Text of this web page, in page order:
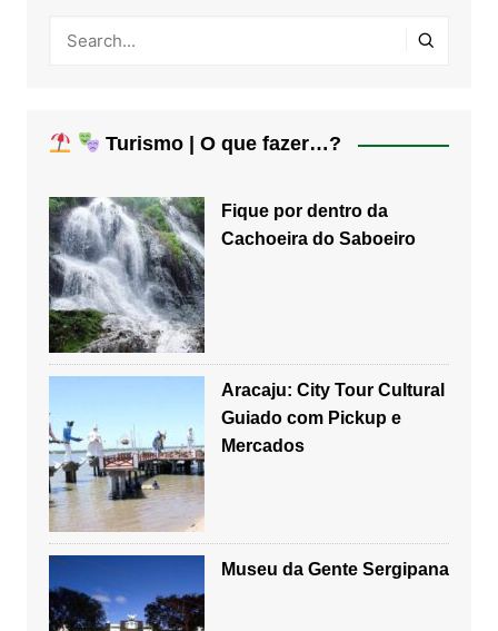
Turismo | O que fazer…?
Fique por dentro da
Cachoeira do Saboeiro
Aracaju: City Tour Cultural
Guiado com Pickup e
Mercados
Museu da Gente Sergipana